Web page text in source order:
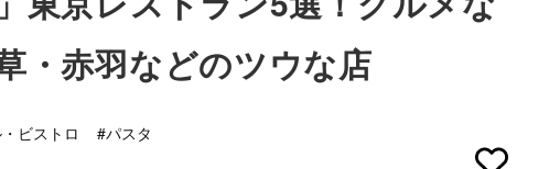
・赤羽などのツウな店
ビストロ #パスタ